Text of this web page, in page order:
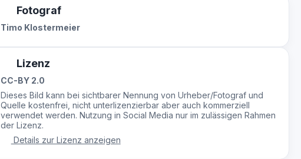
Fotograf
Timo Klostermeier
Lizenz
CC-BY 2.0
Dieses Bild kann bei sichtbarer Nennung von Urheber/Fotograf und
Quelle kostenfrei, nicht unterlizenzierbar aber auch kommerziell
verwendet werden. Nutzung in Social Media nur im zulässigen Rahmen
der Lizenz.
Details zur Lizenz anzeigen